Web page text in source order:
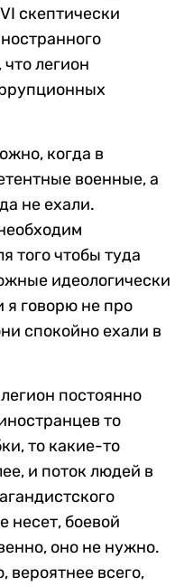
скептически
легион
когда в
военные, а
не ехали.
того чтобы туда
идеологически
говорю не про
спокойно ехали в
постоянно
то
то какие-то
и поток людей в
несет, боевой
оно не нужно.
всего,